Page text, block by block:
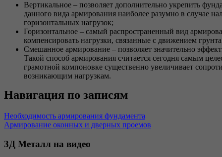
Вертикальное – позволяет дополнительно укрепить
данного вида армирования наиболее разумно в случае
горизонтальных нагрузок;
Горизонтальное – самый распространенный вид
компенсировать нагрузки, связанные с движением
Смешанное армирование – позволяет значительно
Такой способ армирования считается сегодня самым
грамотной компоновке существенно увеличивает
возникающим нагрузкам.
Навигация по записям
Необходимость армирования фундамента
Армирование оконных и дверных проемов
3Д Металл на видео